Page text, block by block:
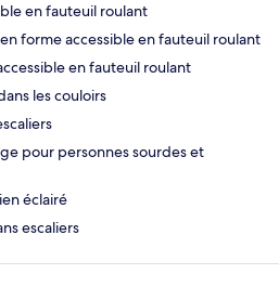
en fauteuil roulant
forme accessible en fauteuil roulant
en fauteuil roulant
les couloirs
pour personnes sourdes et
éclairé
escaliers